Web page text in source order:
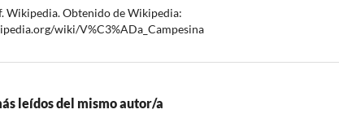
Wikipedia. Obtenido de Wikipedia:
wiki/V%C3%ADa_Campesina
leídos del mismo autor/a